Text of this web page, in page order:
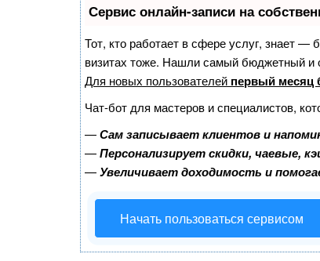
Сервис онлайн-записи на
Тот, кто работает в сфере услуг, знает —
визитах тоже. Нашли самый бюджетный и
Для новых пользователей первый месяц
Чат-бот для мастеров и специалистов,
—Сам записывает клиентов и
—Персонализирует скидки, чаевые,
—Увеличивает доходимость и
Начать пользоваться сервисом